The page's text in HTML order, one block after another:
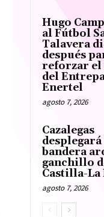
Hugo
al Fútbol
Talavera
después
reforzar el
del
Enertel
agosto 7, 2026
Cazalegas
bandera
ganchillo
Castilla-La
agosto 7, 2026